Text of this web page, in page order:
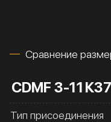
Сравнение
CDMF 3-11
Тип присоединения